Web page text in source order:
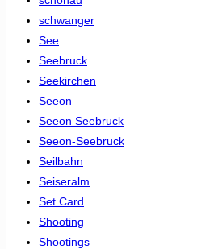
schwanger
See
Seebruck
Seekirchen
Seeon
Seeon Seebruck
Seeon-Seebruck
Seilbahn
Seiseralm
Set Card
Shooting
Shootings